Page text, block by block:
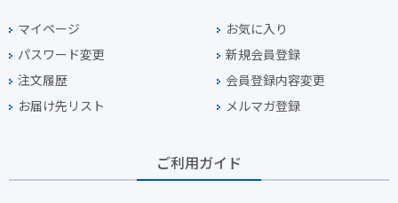
マイページ
お気に入り
パスワード変更
新規会員登録
注文履歴
会員登録内容変更
お届け先リスト
メルマガ登録
ご利用ガイド